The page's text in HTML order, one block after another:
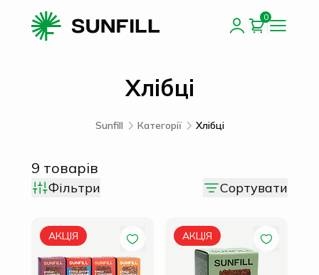
0
Хлібці
Sunfill Категорії Хлібці
9 товарів
Фільтри Сортувати
АКЦІЯ АКЦІЯ